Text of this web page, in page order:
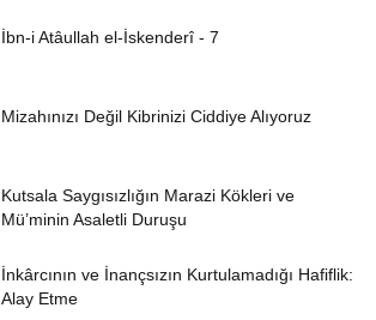
İbn-i Atâullah el-İskenderî - 7
Mizahınızı Değil Kibrinizi Ciddiye Alıyoruz
Kutsala Saygısızlığın Marazi Kökleri ve
Mü’minin Asaletli Duruşu
İnkârcının ve İnançsızın Kurtulamadığı Hafiflik:
Alay Etme